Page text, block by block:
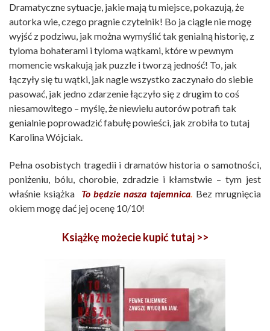
Dramatyczne sytuacje, jakie mają tu miejsce, pokazują, że
autorka wie, czego pragnie czytelnik! Bo ja ciągle nie mogę
wyjść z podziwu, jak można wymyślić tak genialną historię, z
tyloma bohaterami i tyloma wątkami, które w pewnym
momencie wskakują jak puzzle i tworzą jedność! To, jak
łączyły się tu wątki, jak nagle wszystko zaczynało do siebie
pasować, jak jedno zdarzenie łączyło się z drugim to coś
niesamowitego – myślę, że niewielu autorów potrafi tak
genialnie poprowadzić fabułę powieści, jak zrobiła to tutaj
Karolina Wójciak.
Pełna osobistych tragedii i dramatów historia o samotności,
poniżeniu, bólu, chorobie, zdradzie i kłamstwie – tym jest
właśnie książka To będzie nasza tajemnica. Bez mrugnięcia
okiem mogę dać jej ocenę 10/10!
Książkę możecie kupićtutaj >>